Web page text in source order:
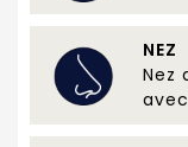
NEZ
Nez